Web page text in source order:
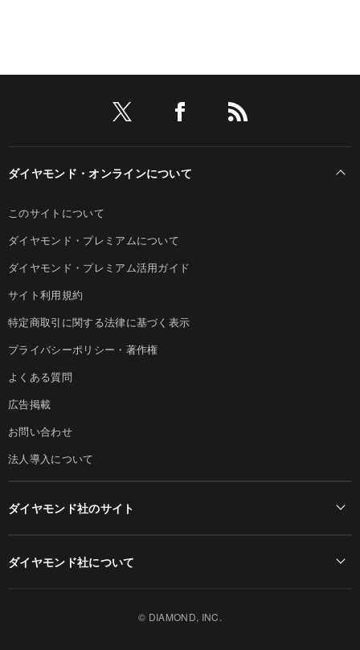
ダイヤモンド・オンラインについて
このサイトについて
ダイヤモンド・プレミアムについて
ダイヤモンド・プレミアム活用ガイド
サイト利用規約
特定商取引に関する法律に基づく表示
プライバシーポリシー・著作権
よくある質問
広告掲載
お問い合わせ
法人導入について
ダイヤモンド社のサイト
ダイヤモンド社について
© DIAMOND, INC.